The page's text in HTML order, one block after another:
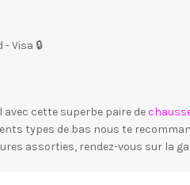
Visa 🔒
avec cette superbe paire de
types de bas nous te
assorties, rendez-vous sur la